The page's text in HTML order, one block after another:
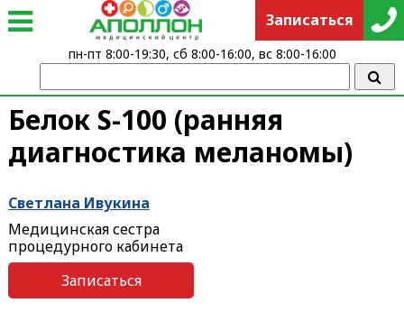
Белок S-100 (ранняя
диагностика меланомы)
Светлана Ивукина
Медицинская сестра
процедурного кабинета
Записаться
Записаться
пн-пт 8:00-19:30, сб 8:00-16:00, вс 8:00-16:00